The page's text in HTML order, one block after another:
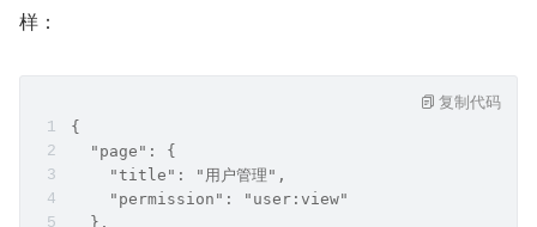
样：
{
  "page": {
    "title": "用户管理",
    "permission": "user:view"
  },
复制代码